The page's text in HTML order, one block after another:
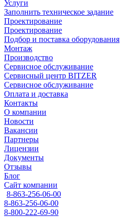
Услуги
Заполнить техническое задание
Проектирование
Проектирование
Подбор и поставка оборудования
Монтаж
Производство
Сервисное обслуживание
Сервисный центр BITZER
Сервисное обслуживание
Оплата и доставка
Контакты
О компании
Новости
Вакансии
Партнеры
Лицензии
Документы
Отзывы
Блог
Сайт компании
8-863-256-06-00
8-863-256-06-00
8-800-222-69-90